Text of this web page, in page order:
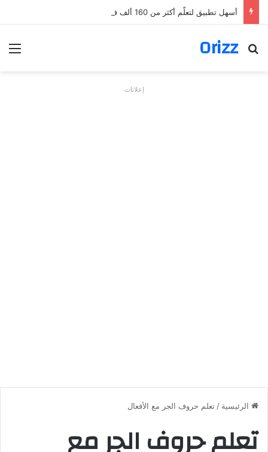
أسهل تطبيق لتعلّم أكثر من 160 ألف فعل بالألمانية
Orizz
بحث عن
إعلانات
الرئيسية / تعلم حروف الجر مع الأفعال
تعلم حروف الجر مع